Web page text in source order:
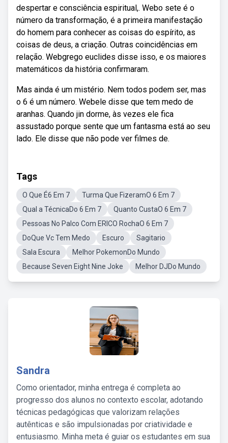
despertar e consciência espiritual,. Webo sete é o
número da transformação, é a primeira manifestação
do homem para conhecer as coisas do espírito, as
coisas de deus, a criação. Outras coincidências em
relação. Webgrego euclides disse isso, e os maiores
matemáticos da história confirmaram.
Mas ainda é um mistério. Nem todos podem ser, mas
o 6 é um número. Webele disse que tem medo de
aranhas. Quando jin dorme, às vezes ele fica
assustado porque sente que um fantasma está ao seu
lado. Ele disse que não pode ver filmes de.
Tags
O Que É6 Em 7
Turma Que FizeramO 6 Em 7
Qual a TécnicaDo 6 Em 7
Quanto CustaO 6 Em 7
Pessoas No Palco Com ERICO RochaO 6 Em 7
DoQue Vc Tem Medo
Escuro
Sagitario
Sala Escura
Melhor PokemonDo Mundo
Because Seven Eight Nine Joke
Melhor DJDo Mundo
Sandra
Como orientador, minha entrega é completa ao
progresso dos alunos no contexto escolar, adotando
técnicas pedagógicas que valorizam relações
autênticas e são impulsionadas por criatividade e
entusiasmo. Minha meta é guiar os estudantes em sua